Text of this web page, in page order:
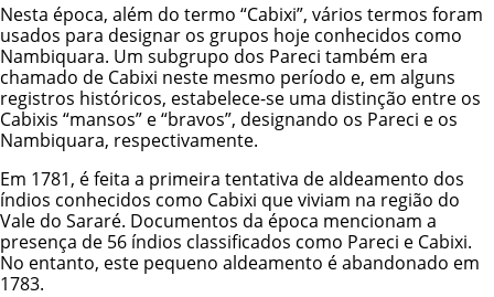
Nesta época, além do termo “Cabixi”, vários termos foram
usados para designar os grupos hoje conhecidos como
Nambiquara. Um subgrupo dos Pareci também era
chamado de Cabixi neste mesmo período e, em alguns
registros históricos, estabelece-se uma distinção entre os
Cabixis “mansos” e “bravos”, designando os Pareci e os
Nambiquara, respectivamente.
Em 1781, é feita a primeira tentativa de aldeamento dos
índios conhecidos como Cabixi que viviam na região do
Vale do Sararé. Documentos da época mencionam a
presença de 56 índios classificados como Pareci e Cabixi.
No entanto, este pequeno aldeamento é abandonado em
1783.